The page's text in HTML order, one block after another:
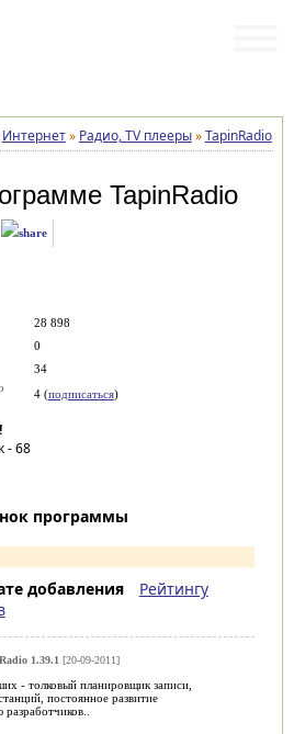
Интернет» Радио, TV плееры»TapinRadio
TapinRadio
28 898
0
34
4 (подписаться)
-68
программы
добавления
Рейтингу
1.39.1 [20-09-2011]
- толковый планировщик записи,
постоянное развитие